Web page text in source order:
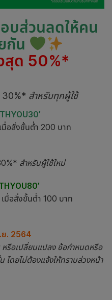
บส่วนลดให้คน
กัน
สุด 50%*
30%* สำหรับทุกผู้ใช้
อสั่งขั้นต่ำ 200 บาท
สำหรับผู้ใช้ใหม่
มื่อสั่งขั้นต่ำ 100 บาท
ย. 2564
รือเปลี่ยนแปลง ข้อกำหนดหรือ
โดยไม่ต้องแจ้งให้ทราบล่วงหน้า